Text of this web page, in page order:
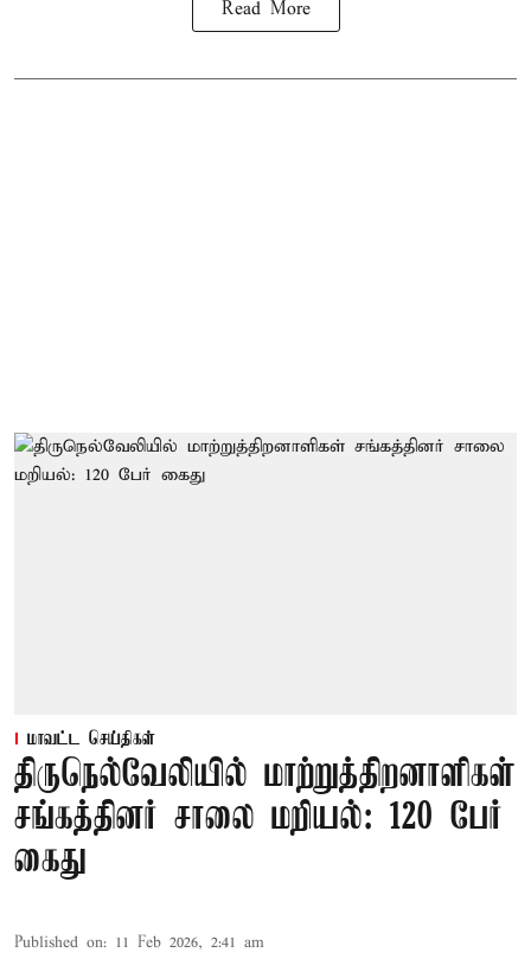
Read More
மாவட்ட செய்திகள்
திருநெல்வேலியில் மாற்றுத்திறனாளிகள்
சங்கத்தினர் சாலை மறியல்: 120 பேர்
கைது
Published on: 11 Feb 2026, 2:41 am